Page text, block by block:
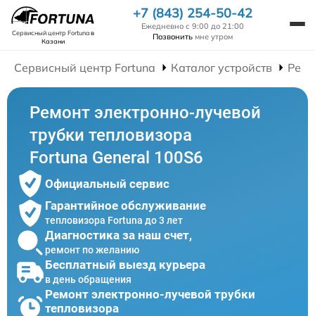
Сервисный центр Fortunaв
Казани
+7 (843) 254-50-42
Ежедневно с 9:00 до 21:00
Позвонить мне утром
Сервисный центр Fortuna Каталог устройств
Ремонт электронно-лучевой
трубки тепловизора
Fortuna General 100S6
Официальный сервис
Гарантийное обслуживание
тепловизора Fortuna до 3 лет
Диагностика за наш счет,
ремонт по желанию
Бесплатный выезд курьера
в день обращения
Ремонт электронно-лучевой трубки
тепловизора